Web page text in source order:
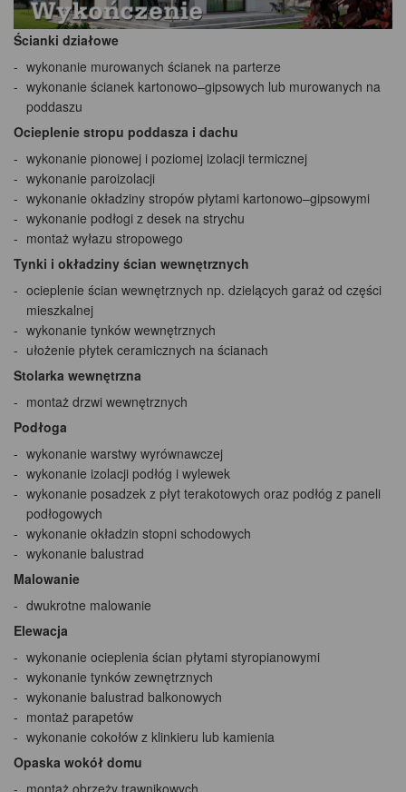
Ścianki działowe
wykonanie murowanych ścianek na parterze
wykonanie ścianek kartonowo–gipsowych lub murowanych na
poddaszu
Ocieplenie stropu poddasza i dachu
wykonanie pionowej i poziomej izolacji termicznej
wykonanie paroizolacji
wykonanie okładziny stropów płytami kartonowo–gipsowymi
wykonanie podłogi z desek na strychu
montaż wyłazu stropowego
Tynki i okładziny ścian wewnętrznych
ocieplenie ścian wewnętrznych np. dzielących garaż od części
mieszkalnej
wykonanie tynków wewnętrznych
ułożenie płytek ceramicznych na ścianach
Stolarka wewnętrzna
montaż drzwi wewnętrznych
Podłoga
wykonanie warstwy wyrównawczej
wykonanie izolacji podłóg i wylewek
wykonanie posadzek z płyt terakotowych oraz podłóg z paneli
podłogowych
wykonanie okładzin stopni schodowych
wykonanie balustrad
Malowanie
dwukrotne malowanie
Elewacja
wykonanie ocieplenia ścian płytami styropianowymi
wykonanie tynków zewnętrznych
wykonanie balustrad balkonowych
montaż parapetów
wykonanie cokołów z klinkieru lub kamienia
Opaska wokół domu